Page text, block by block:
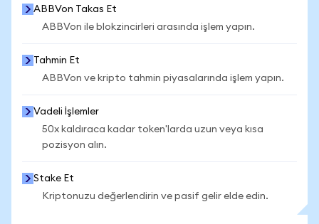
ABBVon Takas Et
ABBVon ile blokzincirleri arasında işlem yapın.
Tahmin Et
ABBVon ve kripto tahmin piyasalarında işlem yapın.
Vadeli İşlemler
50x kaldıraca kadar token'larda uzun veya kısa
pozisyon alın.
Stake Et
Kriptonuzu değerlendirin ve pasif gelir elde edin.